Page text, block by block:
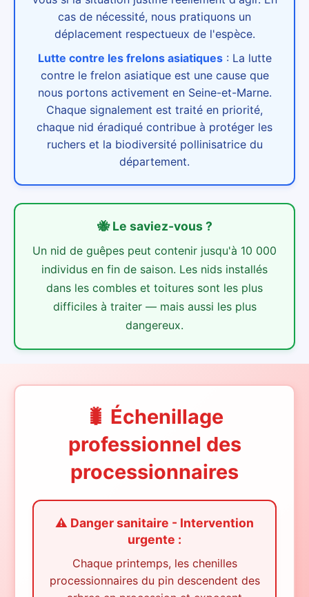
cas de nécessité, nous pratiquons un
déplacement respectueux de l'espèce.
Lutte contre les frelons asiatiques : La lutte
contre le frelon asiatique est une cause que
nous portons activement en Seine-et-Marne.
Chaque signalement est traité en priorité,
chaque nid éradiqué contribue à protéger les
ruchers et la biodiversité pollinisatrice du
département.
🐝 Le saviez-vous ?
Un nid de guêpes peut contenir jusqu'à 10 000
individus en fin de saison. Les nids installés
dans les combles et toitures sont les plus
difficiles à traiter — mais aussi les plus
dangereux.
🐛 Échenillage
professionnel des
processionnaires
⚠️ Danger sanitaire - Intervention
urgente :
Chaque printemps, les chenilles
processionnaires du pin descendent des